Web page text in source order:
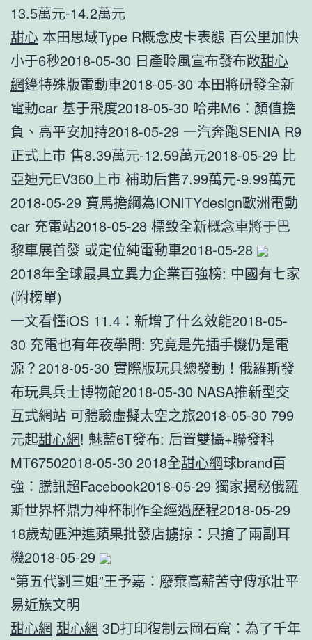
13.5萬元-14.2萬元
甜心 本田思域Type R概念皮卡表態 百公里加快
小于6秒2018-05-30 日產聆風宣布發布敞甜心
網篷特殊版電動車2018-05-30 本田將研發全新
電動car 基于飛度2018-05-30 哈弗M6：顏值擔
負、高平安加持2018-05-29 一汽奔跑SENIA R9
正式上市 售8.39萬元-12.59萬元2018-05-29 比
亞迪元EV360上市 補助后售7.99萬元-9.99萬元
2018-05-29 寶馬擔綱為IONITYdesign歐洲電動
car 充電站2018-05-28 標致全新概念車將于巴
黎車展首發 或定位純電動車2018-05-28
2018年全球最具立異力企業百強榜: 中國有七家
(附榜單)
一文看懂iOS 11.4：新增了什么效能2018-05-
30 充電也有年夜學問: 究竟是先插手機仍是電
源？2018-05-30 實際版玩具總發動！俄羅斯發
布玩具兵士博物館2018-05-30 NASA推新型交
互式網站 可體驗虛擬太空之旅2018-05-30 799
元起甜心網! 魅藍6T發布: 后置雙攝+聯發科
MT67502018-05-30 2018全甜心網球brand百
強：騰訊超Facebook2018-05-29 獨家揭秘俄羅
斯世界杯鼎力神杯制作全經過歷程2018-05-29
18歲劫匪沖進蘋果批發店擄掠：只搶了兩副耳
機2018-05-29
“第五代劉三姐”王予嘉：廢棄高薪苦守傳承壯平
易近族文明
甜心網 甜心網 3D打印復制云岡石窟：為了千年